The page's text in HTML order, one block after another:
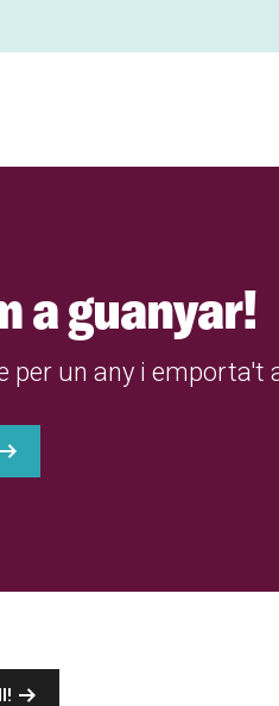
a guanyar!
per un any i emporta't